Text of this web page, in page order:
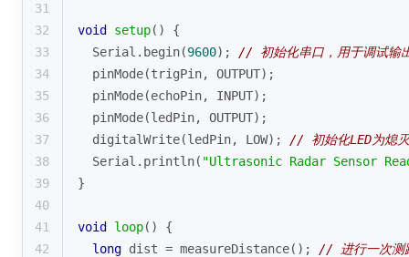
31
32
void setup()
{
33
  Serial.
begin(9600); // 初始化串口，用于调试输
34
pinMode(trigPin, OUTPUT);
35
pinMode(echoPin, INPUT);
36
pinMode(ledPin, OUTPUT);
37
digitalWrite(ledPin, LOW); // 初始化LED为熄
38
  Serial.
println( "Ultrasonic Radar Sensor
39
}
40
41
void loop()
{
42
long dist = measureDistance(); // 进行一次测